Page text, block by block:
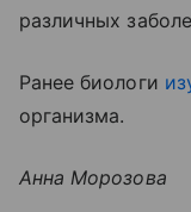
различных
Ранее биологи
организма.
Анна Морозова